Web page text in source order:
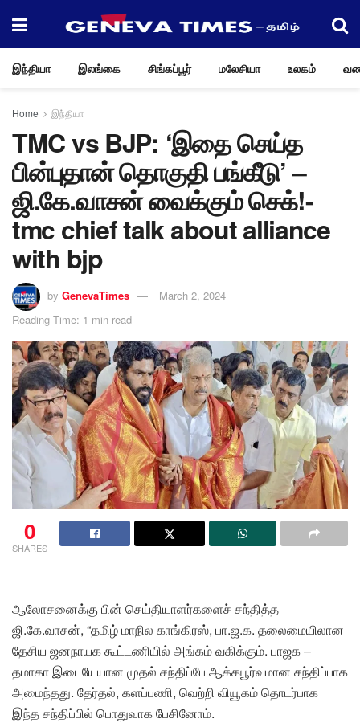
இந்தியா இலங்கை சிங்கப்பூர் மலேசியா உலகம்
Home இந்தியா
TMC vs BJP: ‘இதை செய்த
பின்புதான் தொகுதி பங்கீடு’ –
ஜி.கே.வாசன் வைக்கும் செக்!-
tmc chief talk about alliance
with bjp
by GenevaTimes
March 2, 2024
Reading Time: 1 min read
0
SHARES
ஆலோசனைக்கு பின் செய்தியாளர்களைச் சந்தித்த
ஜி.கே.வாசன், “தமிழ் மாநில காங்கிரஸ், பா.ஜ.க. தலைமையிலான
தேசிய ஜனநாயக கூட்டணியில் அங்கம் வகிக்கும். பாஜக –
தமாகா இடையேயான முதல் சந்திப்பே ஆக்கபூர்வமான சந்திப்பாக
அமைந்தது. தேர்தல், களப்பணி, வெற்றி வியூகம் தொடர்பாக
இந்த சந்திப்பில் பொதுவாக பேசினோம்.